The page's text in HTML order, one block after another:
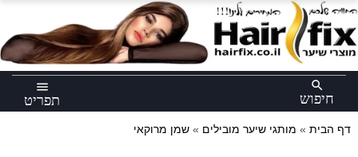
menu
תפריט
search
חיפוש
דף הבית » מותגי שיער מובילים »שמן מרוקאי
×